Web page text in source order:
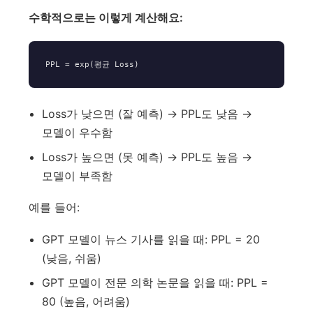
수학적으로는 이렇게 계산해요:
Loss가 낮으면 (잘 예측) → PPL도 낮음 →
모델이 우수함
Loss가 높으면 (못 예측) → PPL도 높음 →
모델이 부족함
예를 들어:
GPT 모델이 뉴스 기사를 읽을 때: PPL = 20
(낮음, 쉬움)
GPT 모델이 전문 의학 논문을 읽을 때: PPL =
80 (높음, 어려움)